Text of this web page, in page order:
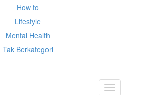
How to
Lifestyle
Mental Health
Tak Berkategori
TOGGLE